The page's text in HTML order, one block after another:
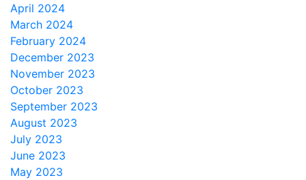
April 2024
March 2024
February 2024
December 2023
November 2023
October 2023
September 2023
August 2023
July 2023
June 2023
May 2023